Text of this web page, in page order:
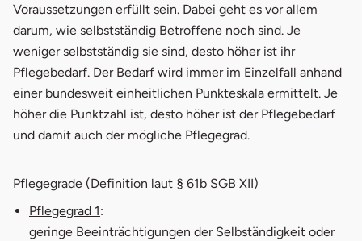
Telefonnummer (optional)
Voraussetzungen erfüllt sein. Dabei geht es vor allem
darum, wie selbstständig Betroffene noch sind. Je
weniger selbstständig sie sind, desto höher ist ihr
Pflegebedarf. Der Bedarf wird immer im Einzelfall anhand
einer bundesweit einheitlichen Punkteskala ermittelt. Je
höher die Punktzahl ist, desto höher ist der Pflegebedarf
und damit auch der mögliche Pflegegrad.
Pflegegrade (Definition laut § 61b SGB XII)
Pflegegrad 1:
geringe Beeinträchtigungen der Selbständigkeit oder